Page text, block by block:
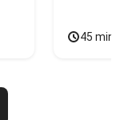
45